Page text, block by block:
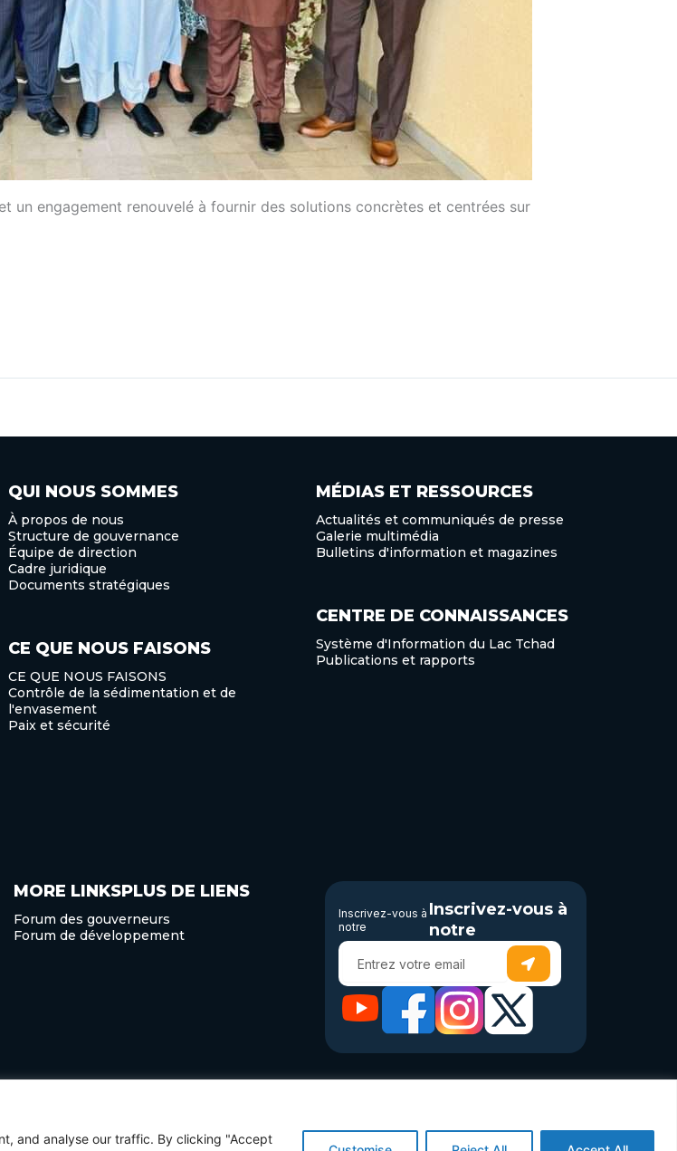
and analyse our traffic. By clicking "Accept
un engagement renouvelé à fournir des solutions concrètes et centrées sur
QUI NOUS SOMMES
À propos de nous
Structure de gouvernance
Équipe de direction
Cadre juridique
Documents stratégiques
CE QUE NOUS FAISONS
CE QUE NOUS FAISONS
Contrôle de la sédimentation et de
l'envasement
Paix et sécurité
MÉDIAS ET RESSOURCES
Actualités et communiqués de presse
Galerie multimédia
Bulletins d'information et magazines
CENTRE DE CONNAISSANCES
Système d'Information du Lac Tchad
Publications et rapports
MORE LINKSPLUS DE LIENS
Forum des gouverneurs
Forum de développement
Inscrivez-vous à
notre
Inscrivez-vous à
notre
your
email
Submit
politique de confidentialitéTermes et conditions